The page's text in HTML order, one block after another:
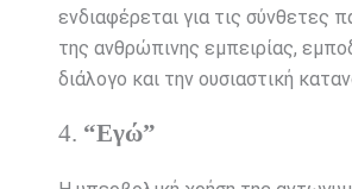
ενδιαφέρεται για τις σύνθετες
της ανθρώπινης εμπειρίας,
διάλογο και την ουσιαστική
4. “Εγώ”